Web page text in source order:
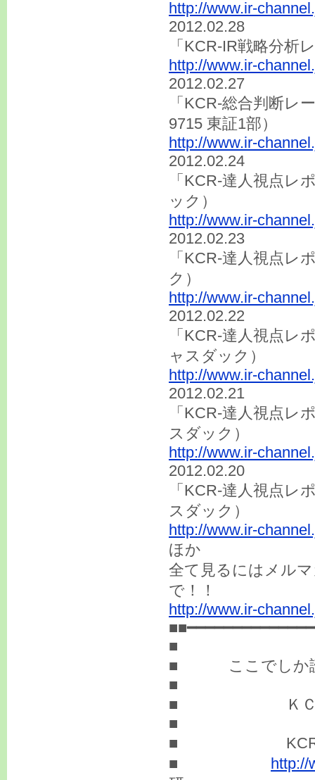
http://www.ir-
2012.02.28
「KCR-IR戦略分析
http://www.ir-
2012.02.27
「KCR-総合判断レ
9715 東証1部）
http://www.ir-
2012.02.24
「KCR-達人視点レ
ック）
http://www.ir-
2012.02.23
「KCR-達人視点レ
ク）
http://www.ir-
2012.02.22
「KCR-達人視点レ
ャスダック）
http://www.ir-
2012.02.21
「KCR-達人視点レ
スダック）
http://www.ir-
2012.02.20
「KCR-達人視点レ
スダック）
http://www.ir-
ほか
全て見るにはメル
で！！
http://www.ir-
■
■ ここでしか読め
■
■ ＫＣＡＭ
■
■ KCRレポー
■ http://